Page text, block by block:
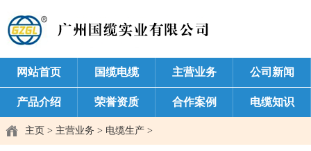
网站首页 国缆电缆 主营业务 公司新闻
产品介绍 荣誉资质 合作案例 电缆知识
主页 > 主营业务 > 电缆生产 >